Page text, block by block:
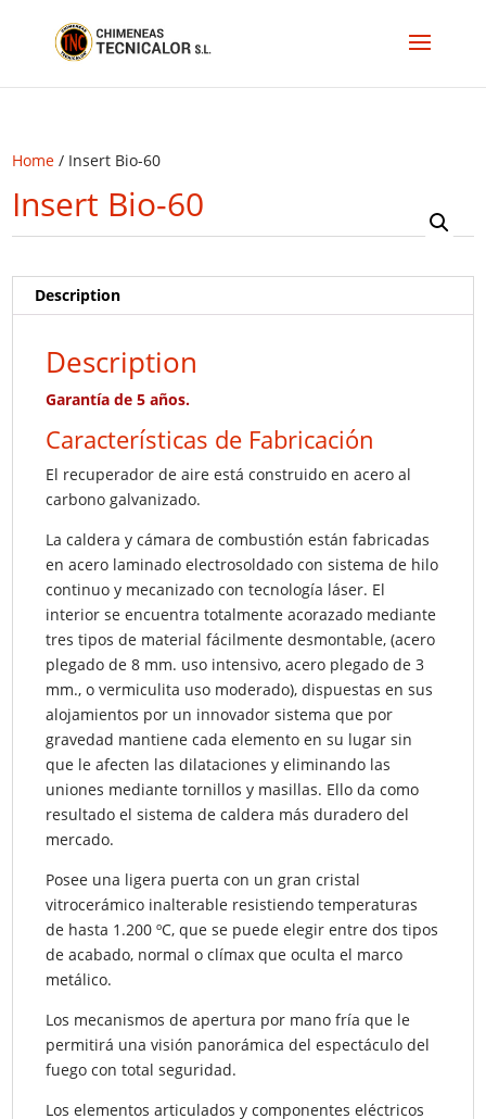
Home / Insert Bio-60
Insert Bio-60
Description
Description
Garantía de 5 años.
Características de Fabricación
El recuperador de aire está construido en acero al
carbono galvanizado.
La caldera y cámara de combustión están fabricadas
en acero laminado electrosoldado con sistema de hilo
continuo y mecanizado con tecnología láser. El
interior se encuentra totalmente acorazado mediante
tres tipos de material fácilmente desmontable, (acero
plegado de 8 mm. uso intensivo, acero plegado de 3
mm., o vermiculita uso moderado), dispuestas en sus
alojamientos por un innovador sistema que por
gravedad mantiene cada elemento en su lugar sin
que le afecten las dilataciones y eliminando las
uniones mediante tornillos y masillas. Ello da como
resultado el sistema de caldera más duradero del
mercado.
Posee una ligera puerta con un gran cristal
vitrocerámico inalterable resistiendo temperaturas
de hasta 1.200 ºC, que se puede elegir entre dos tipos
de acabado, normal o clímax que oculta el marco
metálico.
Los mecanismos de apertura por mano fría que le
permitirá una visión panorámica del espectáculo del
fuego con total seguridad.
Los elementos articulados y componentes eléctricos